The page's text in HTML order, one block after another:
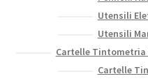
Utensili
Utensili
Cartelle Tintometria
Cartelle